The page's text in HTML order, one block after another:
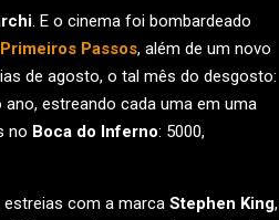
. E o cinema foi bombardeado
Passos, além de um novo
de agosto, o tal mês do desgosto:
estreando cada uma em uma
no Boca do Inferno: 5000,
com a marca Stephen King,